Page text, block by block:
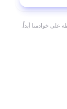
خوادمنا أبداً.